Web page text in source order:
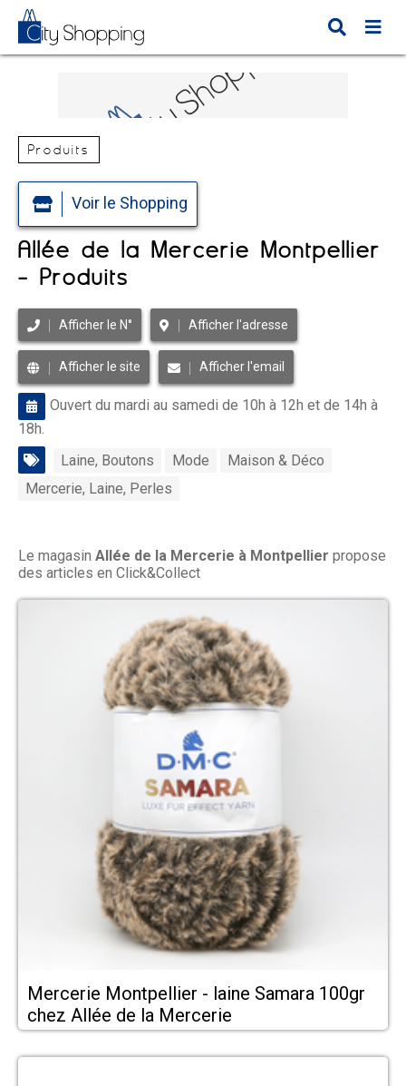
Produits
Voir le Shopping
Allée de la Mercerie Montpellier
- Produits
Afficher le N° Afficher l'adresse
Afficher le site Afficher l'email
Ouvert du mardi au samedi de 10h à 12h et de 14h à
18h.
Laine, Boutons
Mode
Maison & Déco
Mercerie, Laine, Perles
Le magasin Allée de la Mercerie à Montpellier propose
des articles en Click&Collect
Mercerie Montpellier - laine Samara 100gr
chez Allée de la Mercerie